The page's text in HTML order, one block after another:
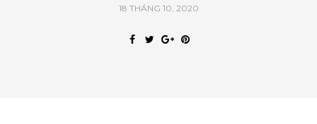
18 THÁNG 10, 2020